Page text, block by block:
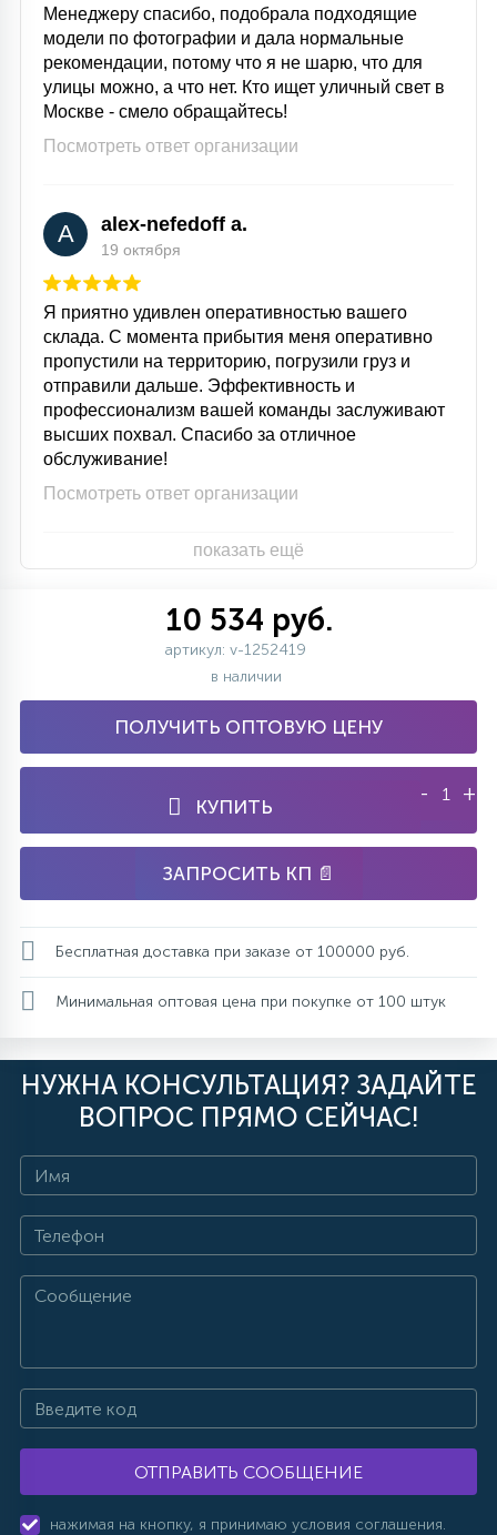
Менеджеру спасибо, подобрала подходящие
модели по фотографии и дала нормальные
рекомендации, потому что я не шарю, что для
улицы можно, а что нет. Кто ищет уличный свет в
Москве - смело обращайтесь!
Посмотреть ответ организации
A alex-nefedoff a.
19 октября
Я приятно удивлен оперативностью вашего
склада. С момента прибытия меня оперативно
пропустили на территорию, погрузили груз и
отправили дальше. Эффективность и
профессионализм вашей команды заслуживают
высших похвал. Спасибо за отличное
обслуживание!
Посмотреть ответ организации
показать ещё
10 534 руб.
артикул: v-1252419
в наличии
ПОЛУЧИТЬ ОПТОВУЮ ЦЕНУ
КУПИТЬ
- +
ЗАПРОСИТЬ КП 📄
Бесплатная доставка при заказе от 100000 руб.
Минимальная оптовая цена при покупке от 100 штук
НУЖНА КОНСУЛЬТАЦИЯ? ЗАДАЙТЕ
ВОПРОС ПРЯМО СЕЙЧАС!
ОТПРАВИТЬ СООБЩЕНИЕ
нажимая на кнопку, я принимаю условия соглашения.